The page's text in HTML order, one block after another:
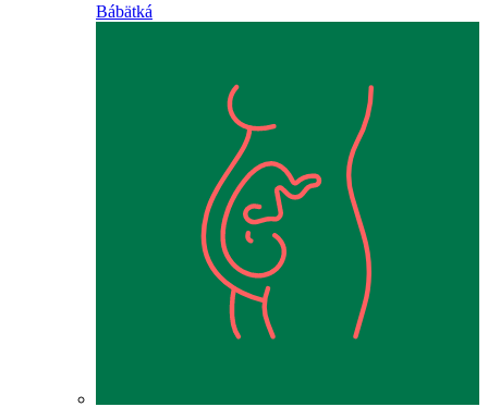
Bábätká